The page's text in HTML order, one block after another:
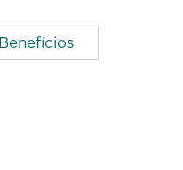
Benefícios